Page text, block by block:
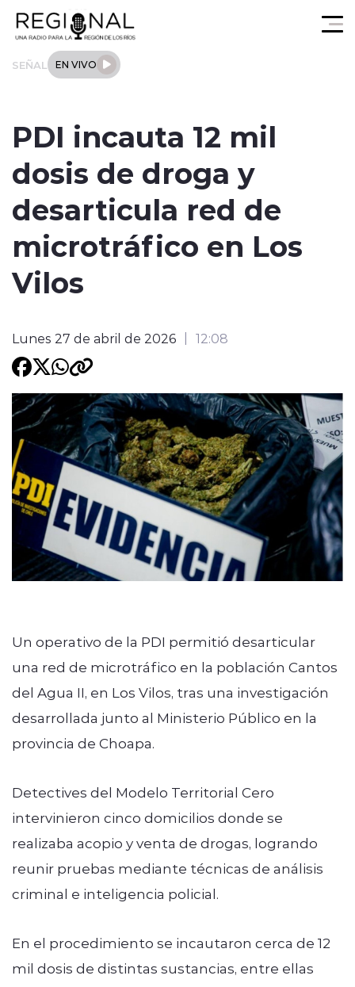
SEÑAL EN VIVO
Regional
Tendencias
Internacional
Entrevistas
modo claro
PDI incauta 12 mil
dosis de droga y
desarticula red de
microtráfico en Los
Vilos
Lunes 27 de abril de 2026 12:08
Un operativo de la PDI permitió desarticular
una red de microtráfico en la población Cantos
del Agua II, en Los Vilos, tras una investigación
desarrollada junto al Ministerio Público en la
provincia de Choapa.
Detectives del Modelo Territorial Cero
intervinieron cinco domicilios donde se
realizaba acopio y venta de drogas, logrando
reunir pruebas mediante técnicas de análisis
criminal e inteligencia policial.
En el procedimiento se incautaron cerca de 12
mil dosis de distintas sustancias, entre ellas